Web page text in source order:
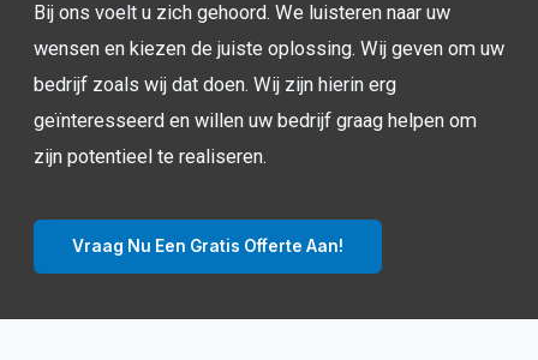
Bij ons voelt u zich gehoord. We luisteren naar uw
wensen en kiezen de juiste oplossing. Wij geven om uw
bedrijf zoals wij dat doen. Wij zijn hierin erg
geïnteresseerd en willen uw bedrijf graag helpen om
zijn potentieel te realiseren.
Vraag Nu Een Gratis Offerte Aan!